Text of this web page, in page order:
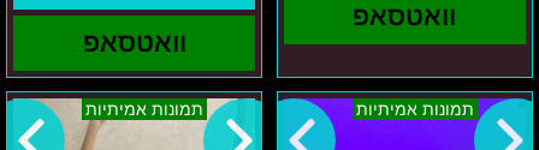
וואטסאפ
וואטסאפ
תמונות אמיתיות
יאנה
במרכז
תמונות אמיתיות
בגוש
דן
והסביבה